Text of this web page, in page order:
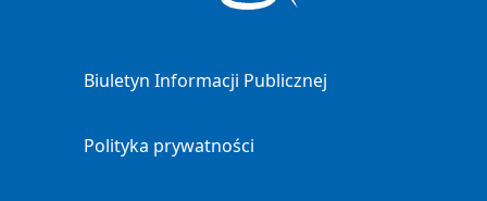
Biuletyn Informacji Publicznej
Polityka prywatności